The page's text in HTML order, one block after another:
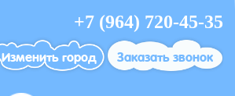
+7 (964) 720-45-35
Изменить город Заказать звонок